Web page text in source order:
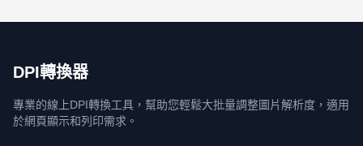
DPI轉換器
專業的線上DPI轉換工具，幫助您輕鬆大批量調整圖片解析度，適用
於網頁顯示和列印需求。